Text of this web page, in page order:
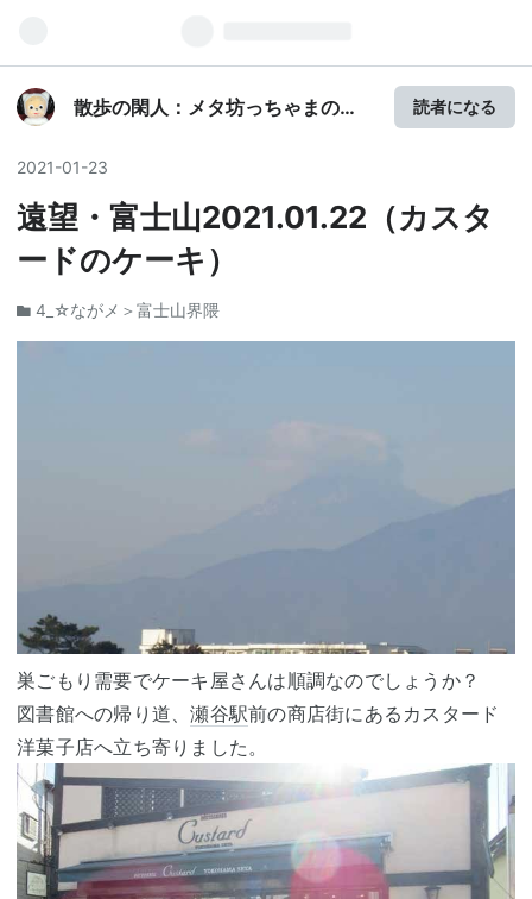
散歩の閑人：メタ坊っちゃまの
読者になる
2021-01-23
遠望・富士山2021.01.22（カスタ
ードのケーキ）
4_☆ながメ＞富士山界隈
巣ごもり需要でケーキ屋さんは順調なのでしょうか？
図書館への帰り道、瀬谷駅前の商店街にあるカスタード
洋菓子店へ立ち寄りました。